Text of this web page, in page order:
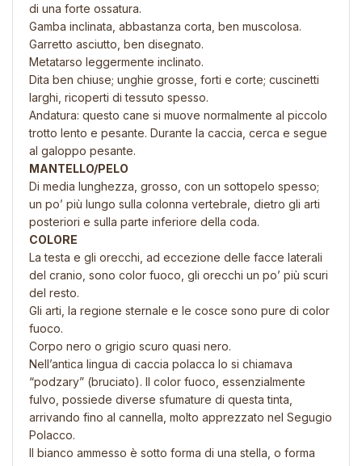
di una forte ossatura.
Gamba inclinata, abbastanza corta, ben muscolosa.
Garretto asciutto, ben disegnato.
Metatarso leggermente inclinato.
Dita ben chiuse; unghie grosse, forti e corte; cuscinetti
larghi, ricoperti di tessuto spesso.
Andatura: questo cane si muove normalmente al piccolo
trotto lento e pesante. Durante la caccia, cerca e segue
al galoppo pesante.
MANTELLO/PELO
Di media lunghezza, grosso, con un sottopelo spesso;
un po’ più lungo sulla colonna vertebrale, dietro gli arti
posteriori e sulla parte inferiore della coda.
COLORE
La testa e gli orecchi, ad eccezione delle facce laterali
del cranio, sono color fuoco, gli orecchi un po’ più scuri
del resto.
Gli arti, la regione sternale e le cosce sono pure di color
fuoco.
Corpo nero o grigio scuro quasi nero.
Nell’antica lingua di caccia polacca lo si chiamava
“podzary” (bruciato). Il color fuoco, essenzialmente
fulvo, possiede diverse sfumature di questa tinta,
arrivando fino al cannella, molto apprezzato nel Segugio
Polacco.
Il bianco ammesso è sotto forma di una stella, o forma